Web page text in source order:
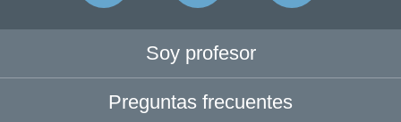
Soy profesor
Preguntas frecuentes